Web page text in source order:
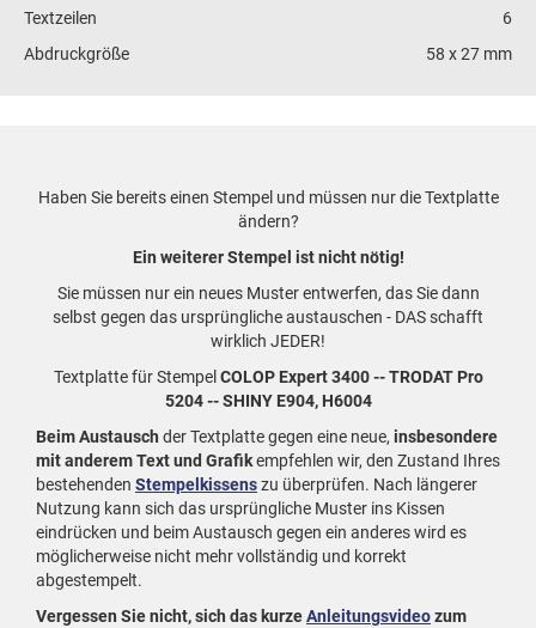
Textzeilen
6
Abdruckgröße
58 x 27 mm
Haben Sie bereits einen Stempel und müssen nur die Textplatte
ändern?
Ein weiterer Stempel ist nicht nötig!
Sie müssen nur ein neues Muster entwerfen, das Sie dann
selbst gegen das ursprüngliche austauschen - DAS schafft
wirklich JEDER!
Textplatte für Stempel COLOP Expert 3400 -- TRODAT Pro
5204 -- SHINY E904, H6004
Beim Austausch der Textplatte gegen eine neue, insbesondere
mit anderem Text und Grafikempfehlen wir, den Zustand Ihres
bestehenden Stempelkissenszu überprüfen. Nach längerer
Nutzung kann sich das ursprüngliche Muster ins Kissen
eindrücken und beim Austausch gegen ein anderes wird es
möglicherweise nicht mehr vollständig und korrekt
abgestempelt.
Vergessen Sie nicht, sich das kurzeAnleitungsvideozum